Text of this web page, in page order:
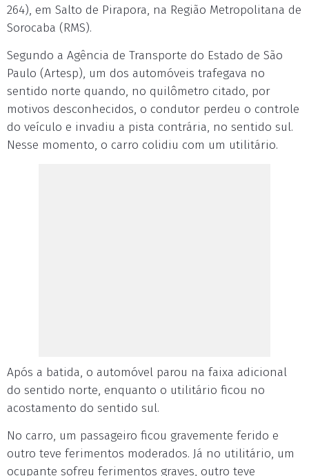
264), em Salto de Pirapora, na Região Metropolitana de
Sorocaba (RMS).
Segundo a Agência de Transporte do Estado de São
Paulo (Artesp), um dos automóveis trafegava no
sentido norte quando, no quilômetro citado, por
motivos desconhecidos, o condutor perdeu o controle
do veículo e invadiu a pista contrária, no sentido sul.
Nesse momento, o carro colidiu com um utilitário.
Após a batida, o automóvel parou na faixa adicional
do sentido norte, enquanto o utilitário ficou no
acostamento do sentido sul.
No carro, um passageiro ficou gravemente ferido e
outro teve ferimentos moderados. Já no utilitário, um
ocupante sofreu ferimentos graves, outro teve